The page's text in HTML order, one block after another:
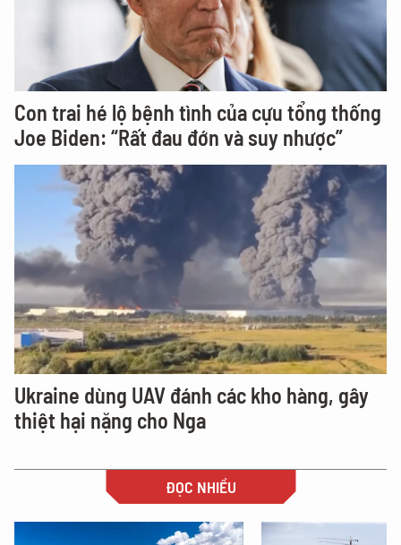
Con trai hé lộ bệnh tình của cựu tổng thống
Joe Biden: “Rất đau đớn và suy nhược”
Ukraine dùng UAV đánh các kho hàng, gây
thiệt hại nặng cho Nga
ĐỌC NHIỀU